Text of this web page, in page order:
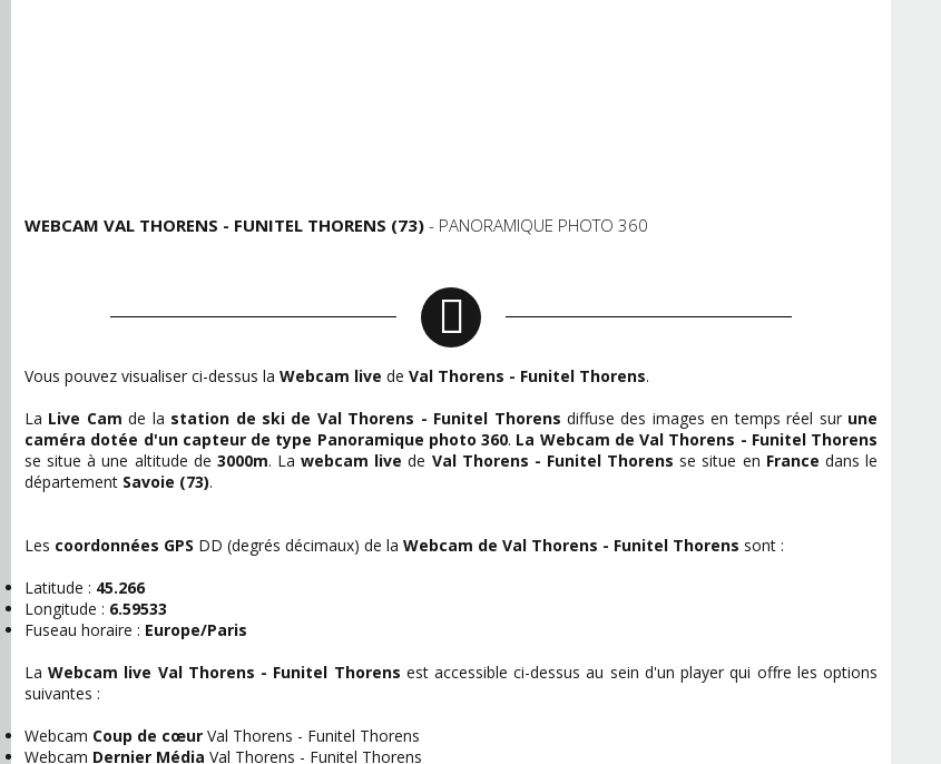
WEBCAM VAL THORENS - FUNITEL THORENS (73) - PANORAMIQUE PHOTO 360
Vous pouvez visualiser ci-dessus la Webcam live de Val Thorens - Funitel Thorens.
La Live Cam de la station de ski de Val Thorens - Funitel Thorens diffuse des images en temps réel sur une
caméra dotée d'un capteur de type Panoramique photo 360. La Webcam de Val Thorens - Funitel Thorens
se situe à une altitude de 3000m. Lawebcam live de Val Thorens - Funitel Thorens se situe en France dans le
département Savoie (73).
Les coordonnées GPS DD (degrés décimaux) de la Webcam de Val Thorens - Funitel Thorens sont :
Latitude : 45.266
Longitude : 6.59533
Fuseau horaire : Europe/Paris
LaWebcam live Val Thorens - Funitel Thorens est accessible ci-dessus au sein d'un player qui offre les options
suivantes :
Webcam Coup de cœur Val Thorens - Funitel Thorens
Webcam Dernier Média Val Thorens - Funitel Thorens